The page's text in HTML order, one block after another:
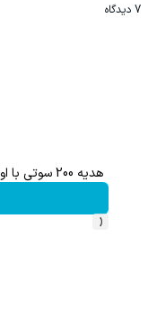
7 دیدگاه
هدیه 200 سوتی با اولین خرید از گرمی،همین حالا ثبت نام کن
‹